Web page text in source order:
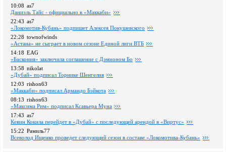
10:08 as7
Даниэль Тайс - официально в «Маккаби»
22:43 as7
«Локомотив-Кубань» подпишет Алексея Покушевского
22:28 townofwinds
«Астана» не сыграет в новом сезоне Единой лиги ВТБ
14:18 EAG
«Баскония» заключила соглашение с Дэмионом Бо
13:58 nikolat
«Дубай» подписал Торнике Шенгелия
12:03 rishon63
«Маккаби» подписал Армандо Бэйкота
08:13 rishon63
«Максима Рим» подписал Ксавьера Муна
17:43 as7
Кевин Кокила перейдет в «Дубай» с последующей арендой в «Виртус»
15:22 Рамиль77
Всеволод Ищенко проведет следующий сезон в составе «Локомотива-Кубань»